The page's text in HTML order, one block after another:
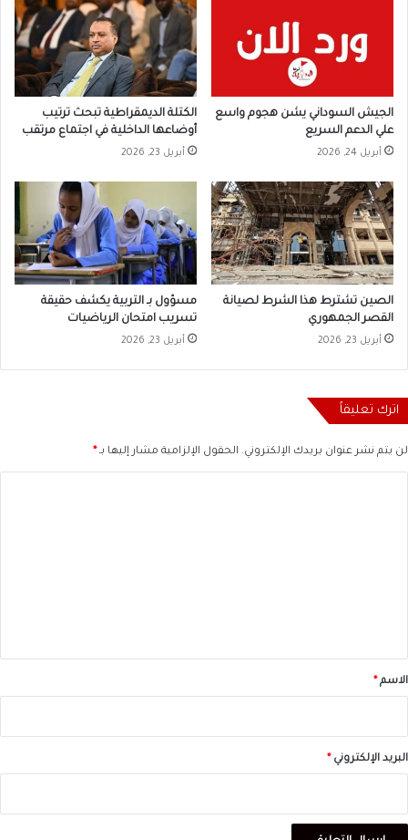
الجيش السوداني يشن هجوم واسع
علي الدعم السريع
أبريل 24, 2026
الكتلة الديمقراطية تبحث ترتيب
أوضاعها الداخلية في اجتماع مرتقب
أبريل 23, 2026
الصين تشترط هذا الشرط لصيانة
القصر الجمهوري
أبريل 23, 2026
مسؤول بـ التربية يكشف حقيقة
تسريب امتحان الرياضيات
أبريل 23, 2026
اترك تعليقاً
لن يتم نشر عنوان بريدك الإلكتروني. الحقول الإلزامية مشار إليها بـ *
*الاسم *
البريد الإلكتروني *